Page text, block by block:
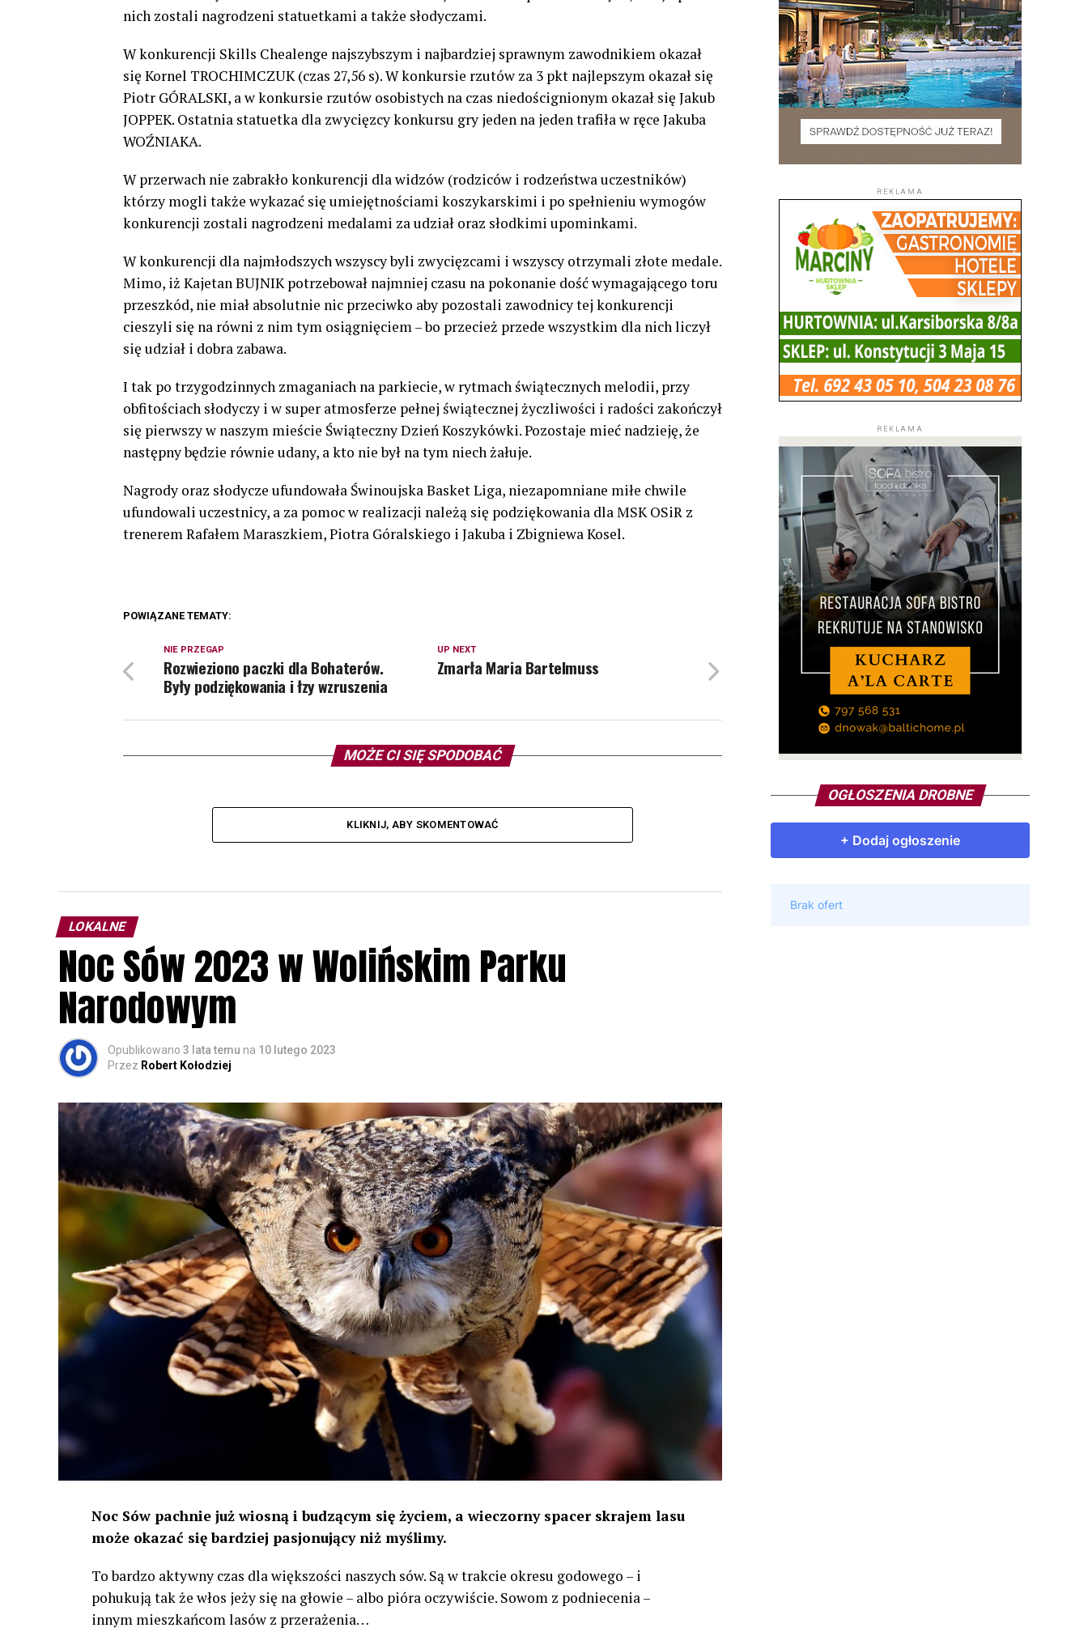
nich zostali nagrodzeni statuetkami a także słodyczami.
W konkurencji Skills Chealenge najszybszym i najbardziej sprawnym zawodnikiem okazał
się Kornel TROCHIMCZUK (czas 27,56 s). W konkursie rzutów za 3 pkt najlepszym okazał się
Piotr GÓRALSKI, a w konkursie rzutów osobistych na czas niedoścignionym okazał się Jakub
JOPPEK. Ostatnia statuetka dla zwycięzcy konkursu gry jeden na jeden trafiła w ręce Jakuba
WOŹNIAKA.
W przerwach nie zabrakło konkurencji dla widzów (rodziców i rodzeństwa uczestników)
którzy mogli także wykazać się umiejętnościami koszykarskimi i po spełnieniu wymogów
konkurencji zostali nagrodzeni medalami za udział oraz słodkimi upominkami.
W konkurencji dla najmłodszych wszyscy byli zwycięzcami i wszyscy otrzymali złote medale.
Mimo, iż Kajetan BUJNIK potrzebował najmniej czasu na pokonanie dość wymagającego toru
przeszkód, nie miał absolutnie nic przeciwko aby pozostali zawodnicy tej konkurencji
cieszyli się na równi z nim tym osiągnięciem – bo przecież przede wszystkim dla nich liczył
się udział i dobra zabawa.
I tak po trzygodzinnych zmaganiach na parkiecie, w rytmach świątecznych melodii, przy
obfitościach słodyczy i w super atmosferze pełnej świątecznej życzliwości i radości zakończył
się pierwszy w naszym mieście Świąteczny Dzień Koszykówki. Pozostaje mieć nadzieję, że
następny będzie równie udany, a kto nie był na tym niech żałuje.
Nagrody oraz słodycze ufundowała Świnoujska Basket Liga, niezapomniane miłe chwile
ufundowali uczestnicy, a za pomoc w realizacji należą się podziękowania dla MSK OSiR z
trenerem Rafałem Maraszkiem, Piotra Góralskiego i Jakuba i Zbigniewa Kosel.
POWIĄZANE TEMATY:
UP NEXT
Zmarła Maria Bartelmuss
NIE PRZEGAP
Rozwieziono paczki dla Bohaterów.
Były podziękowania i łzy wzruszenia
MOŻE CI SIĘ SPODOBAĆ
KLIKNIJ, ABY SKOMENTOWAĆ
LOKALNE
Noc Sów 2023 w Wolińskim Parku
Narodowym
Opublikowano 3 lata temu na 10 lutego 2023
Przez Robert Kołodziej
Noc Sów pachnie już wiosną i budzącym się życiem, a wieczorny spacer skrajem lasu
może okazać się bardziej pasjonujący niż myślimy.
To bardzo aktywny czas dla większości naszych sów. Są w trakcie okresu godowego – i
pohukują tak że włos jeży się na głowie – albo pióra oczywiście. Sowom z podniecenia –
innym mieszkańcom lasów z przerażenia…
REKLAMA
REKLAMA
OGŁOSZENIA DROBNE